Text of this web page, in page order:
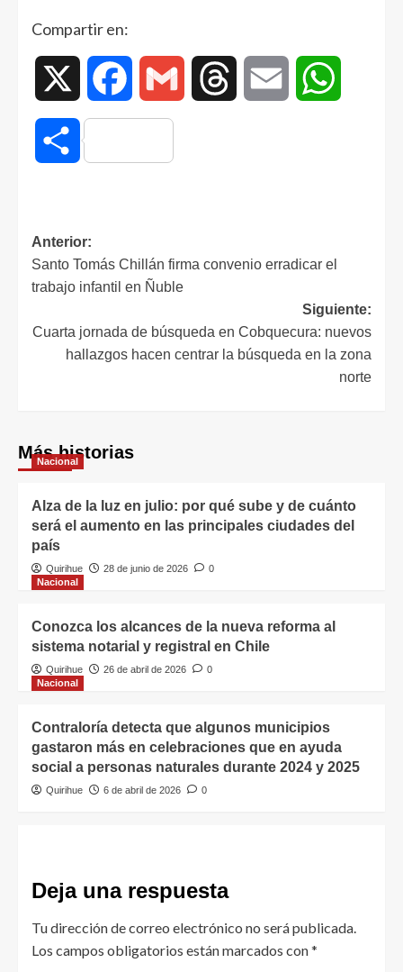
Compartir en:
Facebook Gmail Threads Email
Compartir
Anterior:
Santo Tomás Chillán firma convenio erradicar el
trabajo infantil en Ñuble
Siguiente:
Cuarta jornada de búsqueda en Cobquecura: nuevos
hallazgos hacen centrar la búsqueda en la zona
norte
Más historias
Nacional
Alza de la luz en julio: por qué sube y de cuánto
será el aumento en las principales ciudades del
país
Quirihue 28 de junio de 2026
0
Nacional
Conozca los alcances de la nueva reforma al
sistema notarial y registral en Chile
Quirihue 26 de abril de 2026
0
Nacional
Contraloría detecta que algunos municipios
gastaron más en celebraciones que en ayuda
social a personas naturales durante 2024 y 2025
Quirihue 6 de abril de 2026 0
Deja una respuesta
Tu dirección de correo electrónico no será publicada.
Los campos obligatorios están marcados con*